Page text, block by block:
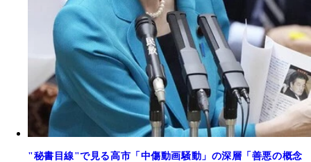
"秘書目線"で見る高市「中傷動画騒動」の深層「善悪の概念